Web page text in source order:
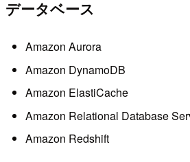
データベース
Amazon Aurora
Amazon DynamoDB
Amazon ElastiCache
Amazon Relational Database
Amazon Redshift